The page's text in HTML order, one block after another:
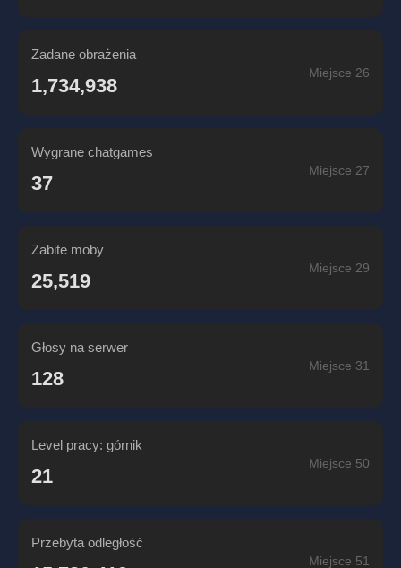
Zadane obrażenia
1,734,938
Miejsce 26
Wygrane chatgames
37
Miejsce 27
Zabite moby
25,519
Miejsce 29
Głosy na serwer
128
Miejsce 31
Level pracy: górnik
21
Miejsce 50
Przebyta odległość
Miejsce 51